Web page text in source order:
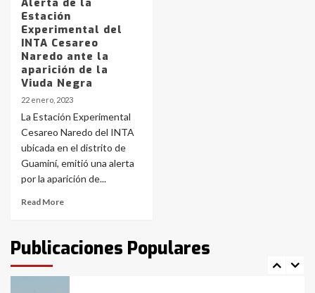
Alerta de la
Estación
Experimental del
INTA Cesareo
Naredo ante la
aparición de la
Viuda Negra
22 enero, 2023
La Estación Experimental
Cesareo Naredo del INTA
ubicada en el distrito de
Guaminí, emitió una alerta
por la aparición de...
Read More
Publicaciones Populares
4
joven de Trenque Lauquen
5
Los precios de los combustibles en
La Pampa, desde YPF hasta Axion
6
La Bolsa de Cereales de Bahía
Blanca anticipa que Agosto vendrá
con lluvias y heladas, en gran parte
de la provincia
fueron detenidos por
comercialización de drogas en la
tarde del sábado